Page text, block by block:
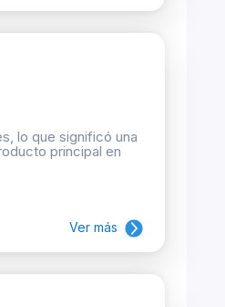
lo que significó una
principal en
Ver más